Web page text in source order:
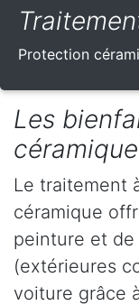
Protection
Les
céramique
Le traitement
céramique
peinture et
(extérieures
voiture grâce